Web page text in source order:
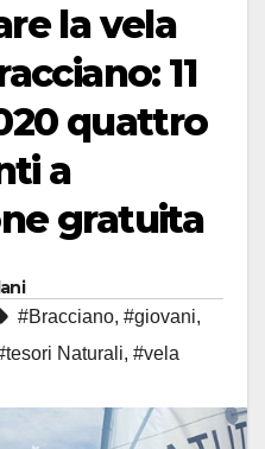
la vela
11
quattro
a
gratuita
#Bracciano, #giovani,
Naturali, #vela